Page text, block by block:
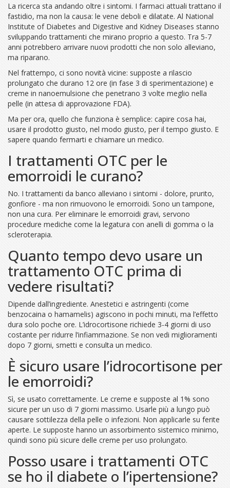
La ricerca sta andando oltre i sintomi. I farmaci attuali trattano il
fastidio, ma non la causa: le vene deboli e dilatate. Al National
Institute of Diabetes and Digestive and Kidney Diseases stanno
sviluppando trattamenti che mirano proprio a questo. Tra 5-7
anni potrebbero arrivare nuovi prodotti che non solo alleviano,
ma riparano.
Nel frattempo, ci sono novità vicine: supposte a rilascio
prolungato che durano 12 ore (in fase 3 di sperimentazione) e
creme in nanoemulsione che penetrano 3 volte meglio nella
pelle (in attesa di approvazione FDA).
Ma per ora, quello che funziona è semplice: capire cosa hai,
usare il prodotto giusto, nel modo giusto, per il tempo giusto. E
sapere quando fermarti e chiamare un medico.
I trattamenti OTC per le
emorroidi le curano?
No. I trattamenti da banco alleviano i sintomi - dolore, prurito,
gonfiore - ma non rimuovono le emorroidi. Sono un tampone,
non una cura. Per eliminare le emorroidi gravi, servono
procedure mediche come la legatura con anelli di gomma o la
scleroterapia.
Quanto tempo devo usare un
trattamento OTC prima di
vedere risultati?
Dipende dall’ingrediente. Anestetici e astringenti (come
benzocaina o hamamelis) agiscono in pochi minuti, ma l’effetto
dura solo poche ore. L’idrocortisone richiede 3-4 giorni di uso
costante per ridurre l’infiammazione. Se non vedi miglioramenti
dopo 7 giorni, smetti e consulta un medico.
È sicuro usare l’idrocortisone per
le emorroidi?
Sì, se usato correttamente. Le creme e supposte al 1% sono
sicure per un uso di 7 giorni massimo. Usarle più a lungo può
causare sottilezza della pelle o infezioni. Non applicarle su ferite
aperte. Le supposte hanno un assorbimento sistemico minimo,
quindi sono più sicure delle creme per uso prolungato.
Posso usare i trattamenti OTC
se ho il diabete o l’ipertensione?